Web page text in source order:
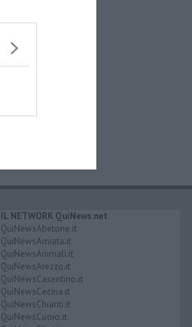
IL NETWORK QuiNews.net
QuiNewsAbetone.it
QuiNewsAmiata.it
QuiNewsAnimali.it
QuiNewsArezzo.it
QuiNewsCasentino.it
QuiNewsCecina.it
QuiNewsChianti.it
QuiNewsCuoio.it